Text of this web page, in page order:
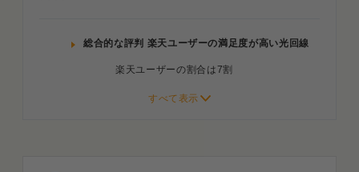
総合的な評判 楽天ユーザーの満足度が高い光回線
楽天ユーザーの割合は7割